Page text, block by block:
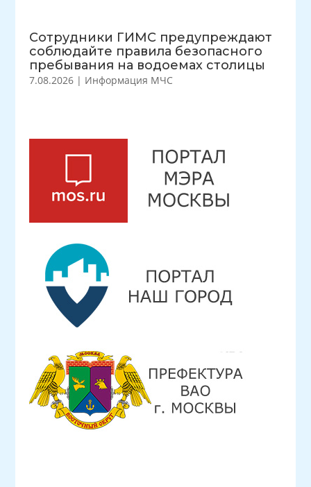
Сотрудники ГИМС предупреждают
соблюдайте правила безопасного
пребывания на водоемах столицы
7.08.2026 | Информация МЧС